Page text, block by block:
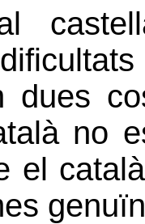
dues
no
el